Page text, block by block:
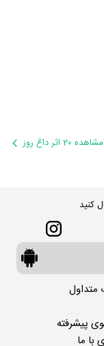
مشاهده 20 اثر داغ روز
کنید
متداول
پیشرفته
با ما